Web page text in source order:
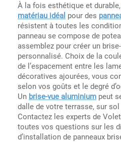
À la fois esthétique et durable,
matériau idéal pour des
résistent à toutes les
panneau se compose de
assemblez pour créer un
personnalisé. Choix de la
de l’espacement entre les
décoratives ajourées, vous
selon vos goûts et le degré
Un brise-vue aluminium peut
dalle de votre terrasse, sur
Contactez les experts de
toutes vos questions sur les
d’installation de panneaux